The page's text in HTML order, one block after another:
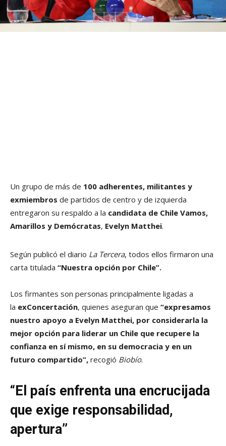
Un grupo de más de 100 adherentes, militantes y
exmiembros de partidos de centro y de izquierda
entregaron su respaldo a la candidata de Chile Vamos,
Amarillos y Demócratas, Evelyn Matthei.
Según publicó el diario La Tercera, todos ellos firmaron una
carta titulada “Nuestra opción por Chile”.
Los firmantes son personas principalmente ligadas a
la exConcertación, quienes aseguran que “expresamos
nuestro apoyo a Evelyn Matthei, por considerarla la
mejor opción para liderar un Chile que recupere la
confianza en sí mismo, en su democracia y en un
futuro compartido”, recogió Biobío.
“El país enfrenta una encrucijada
que exige responsabilidad,
apertura”